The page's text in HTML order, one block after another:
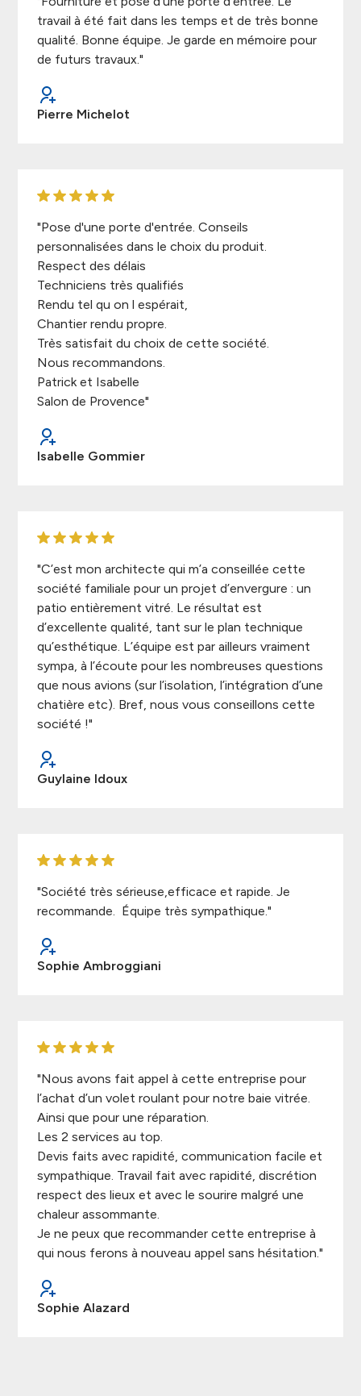
travail à été fait dans les temps et de très bonne
qualité. Bonne équipe. Je garde en mémoire pour
de futurs travaux."
Pierre Michelot
"Pose d'une porte d'entrée. Conseils
personnalisées dans le choix du produit.
Respect des délais
Techniciens très qualifiés
Rendu tel qu on l espérait,
Chantier rendu propre.
Très satisfait du choix de cette société.
Nous recommandons.
Patrick et Isabelle
Salon de Provence"
Isabelle Gommier
"C’est mon architecte qui m’a conseillée cette
société familiale pour un projet d’envergure : un
patio entièrement vitré. Le résultat est
d’excellente qualité, tant sur le plan technique
qu’esthétique. L’équipe est par ailleurs vraiment
sympa, à l’écoute pour les nombreuses questions
que nous avions (sur l’isolation, l’intégration d’une
chatière etc). Bref, nous vous conseillons cette
société !"
Guylaine Idoux
"Société très sérieuse,efficace et rapide. Je
recommande. Équipe très sympathique."
Sophie Ambroggiani
"Nous avons fait appel à cette entreprise pour
l’achat d’un volet roulant pour notre baie vitrée.
Ainsi que pour une réparation.
Les 2 services au top.
Devis faits avec rapidité, communication facile et
sympathique. Travail fait avec rapidité, discrétion
respect des lieux et avec le sourire malgré une
chaleur assommante.
Je ne peux que recommander cette entreprise à
qui nous ferons à nouveau appel sans hésitation."
Sophie Alazard